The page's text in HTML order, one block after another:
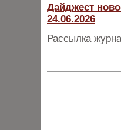
Дайджест
24.06.2026
Рассылка